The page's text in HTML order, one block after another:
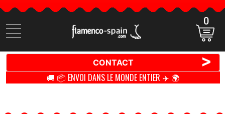
Cherchez
des
0
CONTACT >
🚚 📦 ENVOI DANS LE MONDE ENTIER ✈️ 🌍